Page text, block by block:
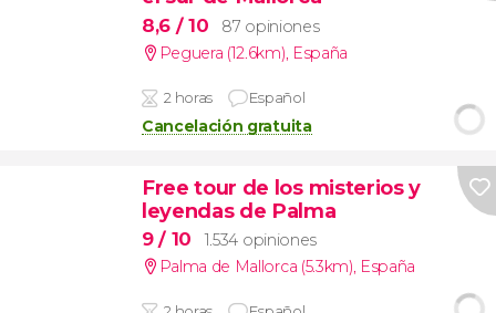
8,6 / 10
87 opiniones
Peguera (12.6km), España
2 horas Español
Cancelación gratuita
Free tour de los misterios y
leyendas de Palma
9/ 10
1.534 opiniones
Palma de Mallorca (5.3km), España